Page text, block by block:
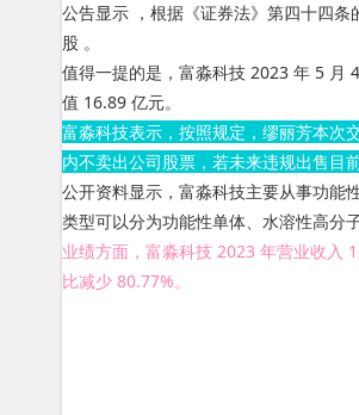
公告显示 ，根据《证券法》第四十四条
股 。
值得一提的是，富淼科技 2023 年 5 月
值 16.89 亿元。
富淼科技表示 ，按照规定，缪丽芳
内不卖出公司股票，若未来违规出售目
公开资料显示，富淼科技主要从事功能
类型可以分为功能性单体、水溶性高分子
业绩方面，富淼科技 2023 年营业收入
比减少 80.77% 。